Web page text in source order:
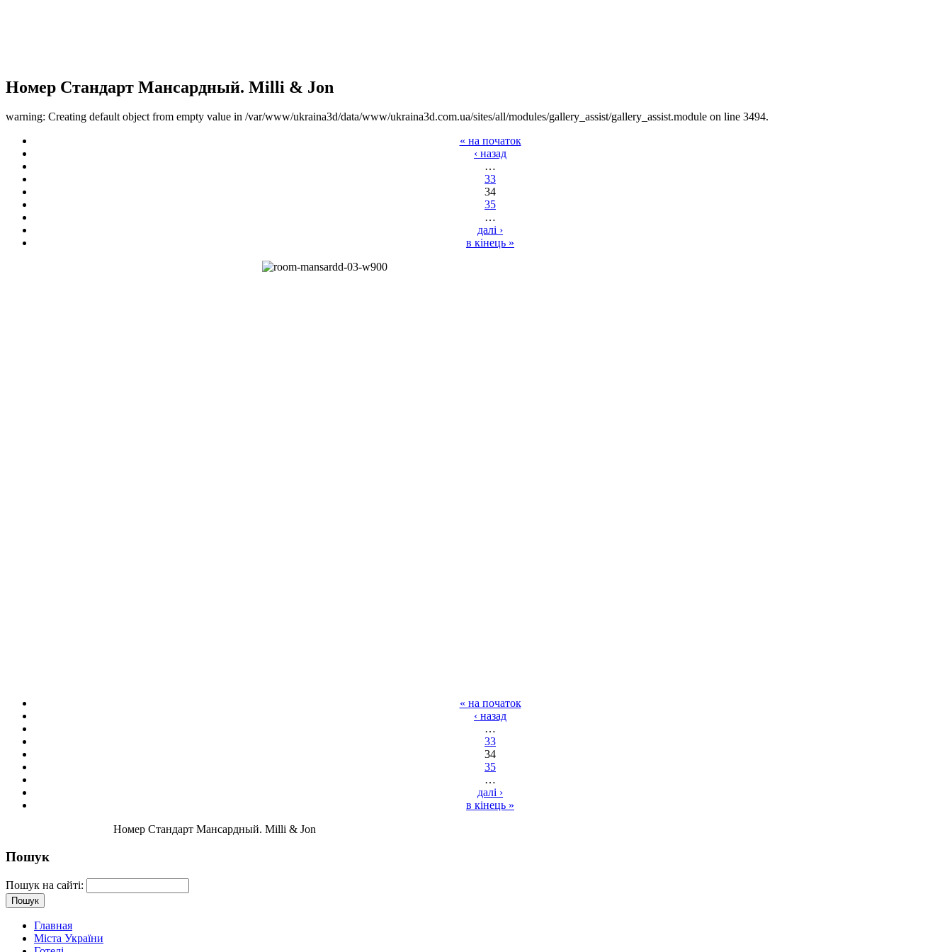
Номер Стандарт Мансардный. Milli & Jon
warning: Creating default object from empty value in /var/www/ukraina3d/data/www/ukraina3d.com.ua/sites/all/modules/gallery_assist/gallery_assist.module on line 3494.
« на початок
‹ назад
…
33
34
35
…
далі ›
в кінець »
« на початок
‹ назад
…
33
34
35
…
далі ›
в кінець »
Номер Стандарт Мансардный. Milli & Jon
Пошук
Пошук на сайті:
Главная
Міста України